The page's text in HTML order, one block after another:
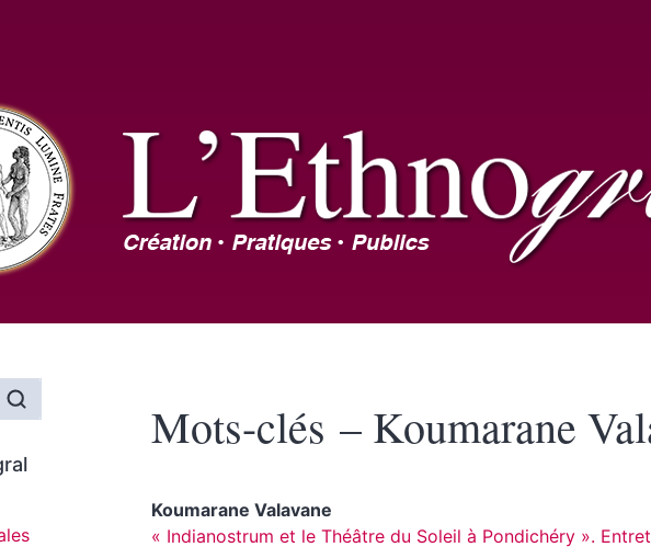
Mots-clés – Koumarane
Koumarane Valavane
« Indianostrum et le Théâtre du Soleil à Pondichéry ».